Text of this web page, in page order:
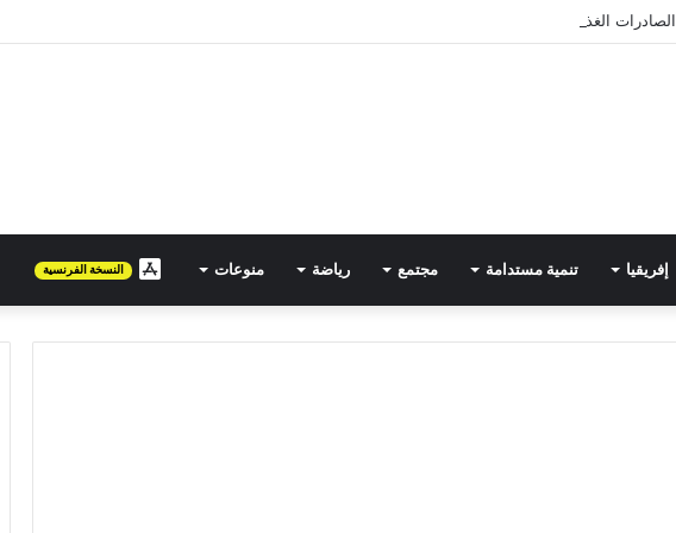
الصادرات الغذائية المصرية تتجه نحو المغرب في حملة توسع جديدة
إفريقيا تنمية مستدامة مجتمع رياضة منوعات FRالنسخة الفرنسية